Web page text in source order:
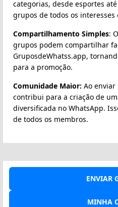
categorias, desde esportes
grupos de todos os
Compartilhamento Simples:
grupos podem compartilhar
GruposdeWhatss.app,
para a promoção.
Comunidade Maior: Ao enviar
contribui para a criação de
diversificada no WhatsApp.
de todos os membros.
ENVIAR
MINHA